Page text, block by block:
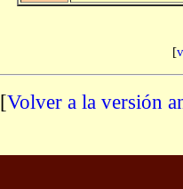
[
[Volver a la versión